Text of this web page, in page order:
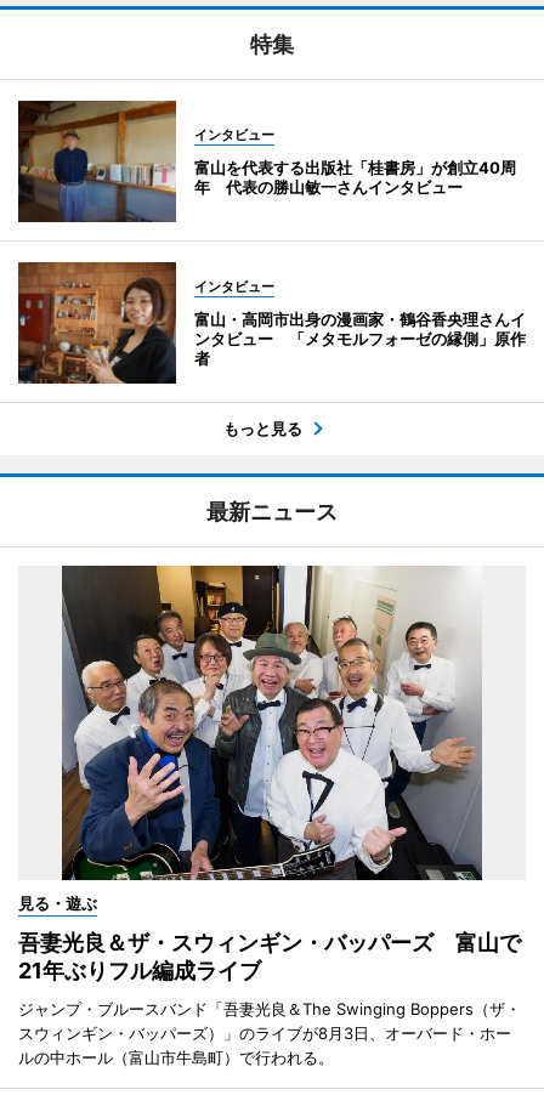
特集
インタビュー
富山を代表する出版社「桂書房」が創立40周
年 代表の勝山敏一さんインタビュー
インタビュー
富山・高岡市出身の漫画家・鶴谷香央理さんイ
ンタビュー 「メタモルフォーゼの縁側」原作
者
もっと見る
最新ニュース
見る・遊ぶ
吾妻光良＆ザ・スウィンギン・バッパーズ 富山で
21年ぶりフル編成ライブ
ジャンプ・ブルースバンド「吾妻光良＆The Swinging Boppers（ザ・
スウィンギン・バッパーズ）」のライブが8月3日、オーバード・ホー
ルの中ホール（富山市牛島町）で行われる。